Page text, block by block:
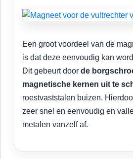
Een groot voordeel van de
is dat deze eenvoudig kan
Dit gebeurt door de
magnetische kernen uit te
roestvaststalen buizen.
zeer snel en eenvoudig en
metalen vanzelf af.